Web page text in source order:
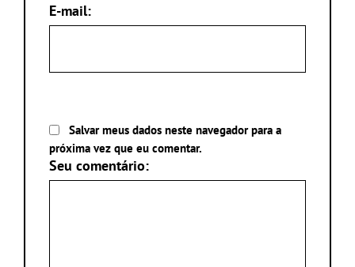
E-mail:
Salvar meus dados neste navegador para a
próxima vez que eu comentar.
Seu comentário: